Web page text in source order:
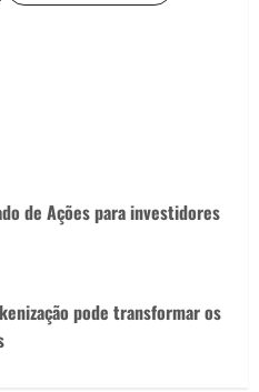
de Ações para investidores
pode transformar os